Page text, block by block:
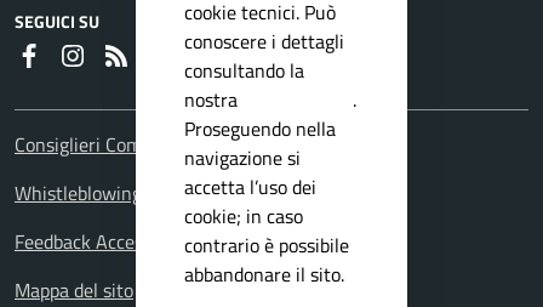
SEGUICI SU
FaceboookInstagram
Consiglieri Comunali
Whistleblowing Policy
Feedback Accessibilita
Mappa del sito
cookie tecnici. Può
conoscere i dettagli
consultando la
nostra
.
Proseguendo nella
navigazione si
accetta l’uso dei
cookie; in caso
contrario è possibile
abbandonare il sito.